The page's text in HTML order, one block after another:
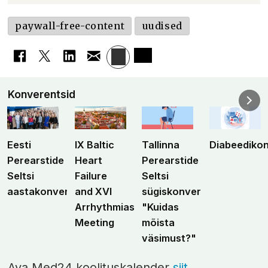
paywall-free-content uudised
Konverentsid
Eesti
Perearstide
Seltsi
aastakonverents
IX Baltic
Heart
Failure
and XVI
Arrhythmias
Meeting
Tallinna
Perearstide
Seltsi
sügiskonverents
"Kuidas
mõista
väsimust?"